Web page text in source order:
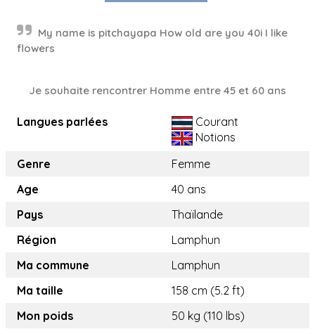
My name is pitchayapa How old are you 40i I like
flowers
Je souhaite rencontrer Homme entre 45 et 60 ans
Langues parlées
Courant
Notions
Genre
Femme
Age
40 ans
Pays
Thaïlande
Région
Lamphun
Ma commune
Lamphun
Ma taille
158 cm (5.2 ft)
Mon poids
50 kg (110 lbs)